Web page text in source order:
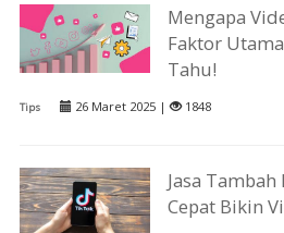
Mengapa
Faktor
Tahu!
Tips 26 Maret 2025 | 1848
Jasa
Cepat Bikin